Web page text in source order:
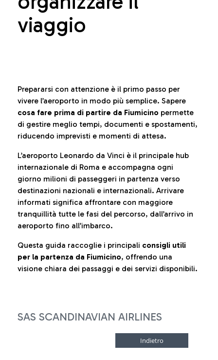
viaggio
Prepararsi con attenzione è il primo passo per
vivere l’aeroporto in modo più semplice. Sapere
cosa fare prima di partire da Fiumicino permette
di gestire meglio tempi, documenti e spostamenti,
riducendo imprevisti e momenti di attesa.
L’aeroporto Leonardo da Vinci è il principale hub
internazionale di Roma e accompagna ogni
giorno milioni di passeggeri in partenza verso
destinazioni nazionali e internazionali. Arrivare
informati significa affrontare con maggiore
tranquillità tutte le fasi del percorso, dall’arrivo in
aeroporto fino all’imbarco.
Questa guida raccoglie i principali consigli utili
per la partenza da Fiumicino, offrendo una
visione chiara dei passaggi e dei servizi disponibili.
SAS SCANDINAVIAN AIRLINES